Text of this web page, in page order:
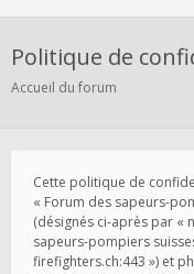
Politique de
Accueil du forum
Cette politique de
« Forum des sapeurs-
(désignés ci-après par «
sapeurs-pompiers
firefighters.ch:443 ») et